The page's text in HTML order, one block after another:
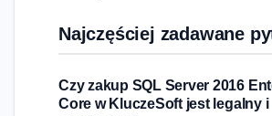
Najczęściej zadawane
Czy zakup SQL Server 2016
Core w KluczeSoft jest legalny i